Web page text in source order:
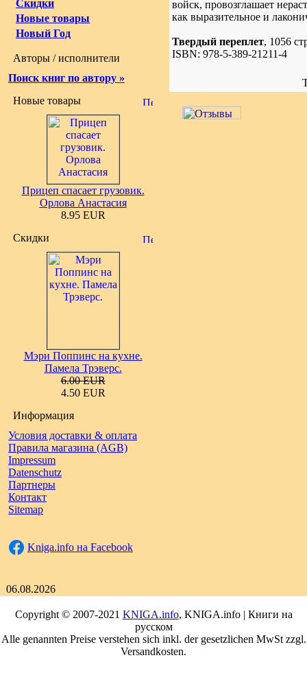
Скидки
Новые товары
Новый Год
Авторы / исполнители
Поиск книг по автору »
Новые товары
Прицеп спасает грузовик.
Орлова Анастасия
8.95 EUR
Скидки
Мэри Поппинс на кухне.
Памела Трэверс.
6.00 EUR
4.50 EUR
Информация
Условия доставки & оплата
Правила магазина (AGB)
Impressum
Datenschutz
Партнеры
Контакт
Sitemap
Kniga.info на Facebook
войск, провозглашает
как выразительное и
Твердый переплет, 1056
ISBN: 978-5-389-21211-4
06.08.2026
Copyright © 2007-2021 KNIGA.info, KNIGA.info | Книги на
русском
Alle genannten Preise verstehen sich inkl. der gesetzlichen MwSt zzgl.
Versandkosten.